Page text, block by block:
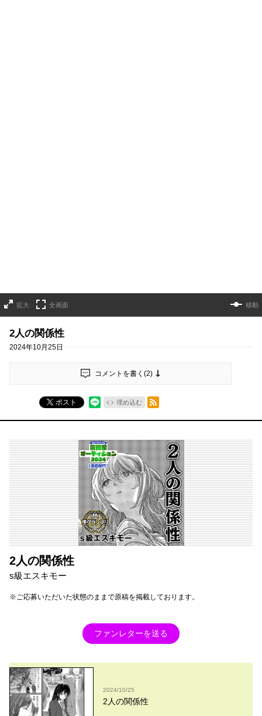
拡大 全画面 移動
2人の関係性
2024年10月25日
コメントを書く(2)
ポスト 埋め込む
RSSフィード
2人の関係性
s級エスキモー
※ご応募いただいた状態のままで原稿を掲載しております。
ファンレターを送る
2024/10/25
2人の関係性